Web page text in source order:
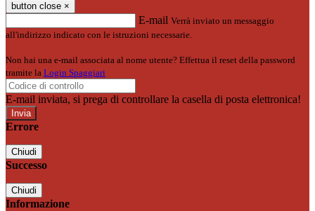
button close ×
E-mail Verrà inviato un messaggio
all'indirizzo indicato con le istruzioni necessarie.
Non hai una e-mail associata al nome utente? Effettua il reset della password
tramite la Login Spaggiari
E-mail inviata, si prega di controllare la casella di posta elettronica!
Errore
Chiudi
Successo
Chiudi
Informazione